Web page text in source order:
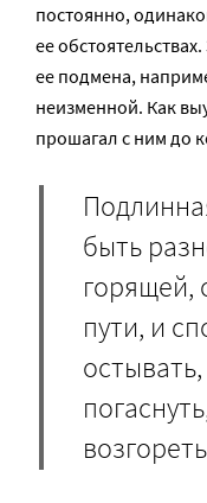
постоянно,
ее
ее подмена,
неизменной. Как
прошагал с ним до
быть
горящей,
пути, и